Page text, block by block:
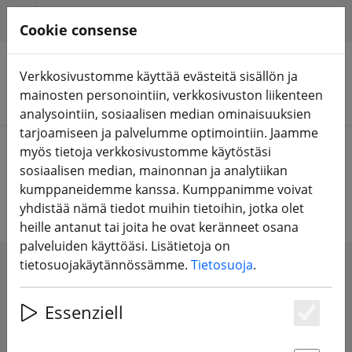
Hae tuotteita
Home Potkuri 3 tuuman potkuri
3 tuuman potkuri
SHOW FILTERS
Cookie consense
Verkkosivustomme käyttää evästeitä sisällön ja
mainosten personointiin, verkkosivuston liikenteen
analysointiin, sosiaalisen median ominaisuuksien
tarjoamiseen ja palvelumme optimointiin. Jaamme
myös tietoja verkkosivustomme käytöstäsi
sosiaalisen median, mainonnan ja analytiikan
kumppaneidemme kanssa. Kumppanimme voivat
yhdistää nämä tiedot muihin tietoihin, jotka olet
heille antanut tai joita he ovat keränneet osana
palveluiden käyttöäsi. Lisätietoja on
tietosuojakäytännössämme. Tietosuoja.
Essenziell